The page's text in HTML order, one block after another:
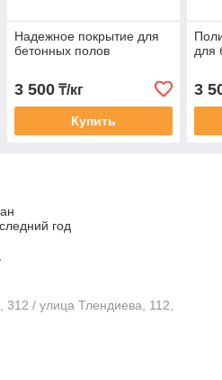
Надежное покрытие для
бетонных полов
3 500₸/кг
Купить
для
3
год
312 / улица Тлендиева, 112,